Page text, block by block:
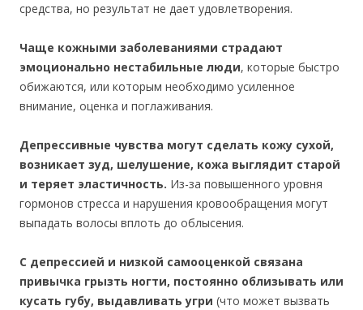
средства, но результат не дает удовлетворения.
Чаще кожными заболеваниями страдают
эмоционально нестабильные люди, которые быстро
обижаются, или которым необходимо усиленное
внимание, оценка и поглаживания.
Депрессивные чувства могут сделать кожу сухой,
возникает зуд, шелушение, кожа выглядит старой
и теряет эластичность. Из-за повышенного уровня
гормонов стресса и нарушения кровообращения могут
выпадать волосы вплоть до облысения.
С депрессией и низкой самооценкой связана
привычка грызть ногти, постоянно облизывать или
кусать губу, выдавливать угри (что может вызвать